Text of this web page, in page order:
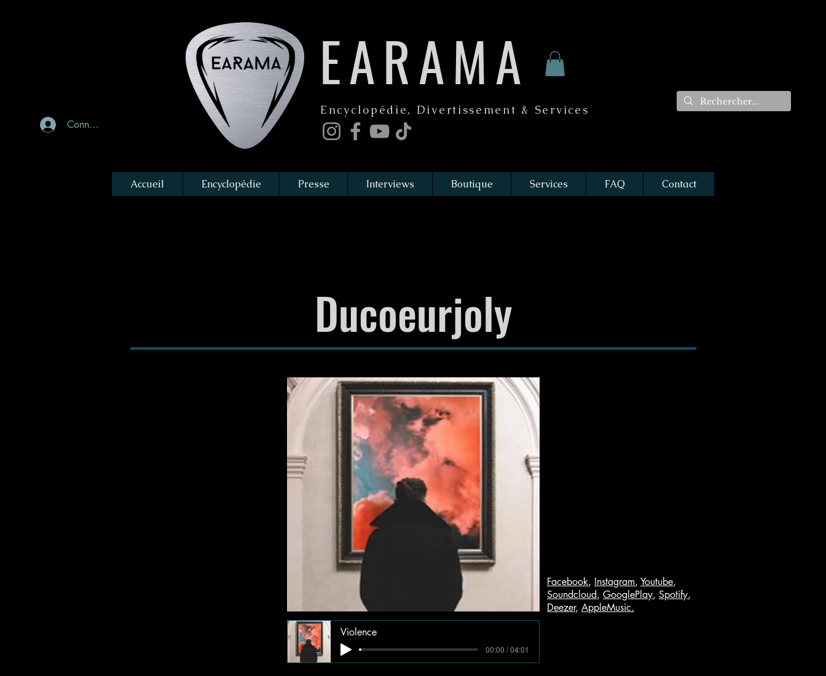
Connexion
EARAMA
Encyclopédie, Divertissement & Services
Accueil Encyclopédie Presse Interviews Boutique Services FAQ Contact
Ducoeurjoly
Facebook, Instagram, Youtube,
Soundcloud, GooglePlay, Spotify,
Deezer, AppleMusic.
Violence
00:00 / 04:01